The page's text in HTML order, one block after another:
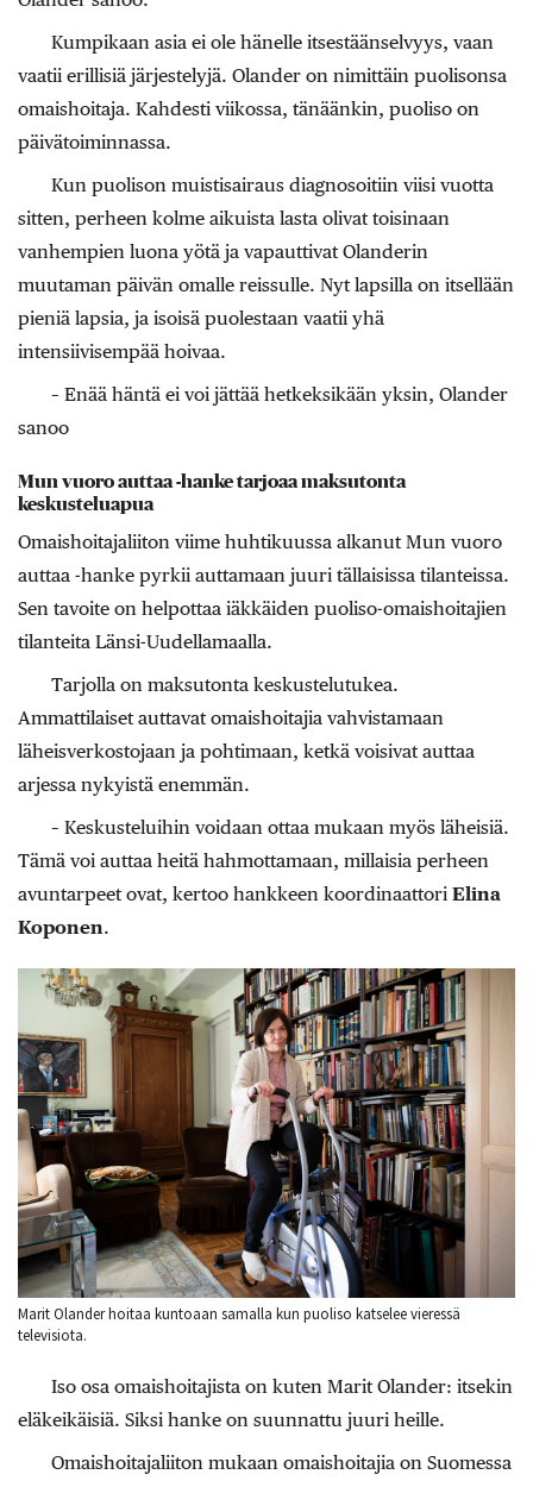
Kumpikaan asia ei ole hänelle itsestäänselvyys, vaan
vaatii erillisiä järjestelyjä. Olander on nimittäin puolisonsa
omaishoitaja. Kahdesti viikossa, tänäänkin, puoliso on
päivätoiminnassa.
Kun puolison muistisairaus diagnosoitiin viisi vuotta
sitten, perheen kolme aikuista lasta olivat toisinaan
vanhempien luona yötä ja vapauttivat Olanderin
muutaman päivän omalle reissulle. Nyt lapsilla on itsellään
pieniä lapsia, ja isoisä puolestaan vaatii yhä
intensiivisempää hoivaa.
– Enää häntä ei voi jättää hetkeksikään yksin, Olander
sanoo
Mun vuoro auttaa -hanke tarjoaa maksutonta
keskusteluapua
Omaishoitajaliiton viime huhtikuussa alkanut Mun vuoro
auttaa -hanke pyrkii auttamaan juuri tällaisissa tilanteissa.
Sen tavoite on helpottaa iäkkäiden puoliso-omaishoitajien
tilanteita Länsi-Uudellamaalla.
Tarjolla on maksutonta keskustelutukea.
Ammattilaiset auttavat omaishoitajia vahvistamaan
läheisverkostojaan ja pohtimaan, ketkä voisivat auttaa
arjessa nykyistä enemmän.
– Keskusteluihin voidaan ottaa mukaan myös läheisiä.
Tämä voi auttaa heitä hahmottamaan, millaisia perheen
avuntarpeet ovat, kertoo hankkeen koordinaattori Elina
Koponen.
Marit Olander hoitaa kuntoaan samalla kun puoliso katselee vieressä
televisiota.
Iso osa omaishoitajista on kuten Marit Olander: itsekin
eläkeikäisiä. Siksi hanke on suunnattu juuri heille.
Omaishoitajaliiton mukaan omaishoitajia on Suomessa